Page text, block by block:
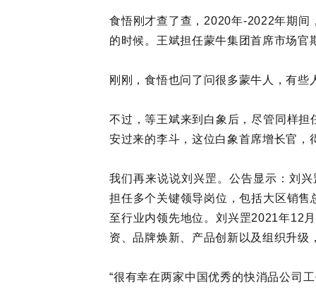
食悟刚才查了查，2020年-2022年期间
的时候。王斌担任蒙牛集团首席市场
刚刚，食悟也问了问很多蒙牛人，有
不过，等王斌来到白象后，尽管同样
安过来的李斗，这位白象首席增长官，
我们再来说说刘兴罡。公告显示：刘
担任多个关键领导岗位，包括大区销
至行业内领先地位。刘兴罡2021年12
资、品牌焕新、产品创新以及组织升
“很有幸在两家中国优秀的快消品公司